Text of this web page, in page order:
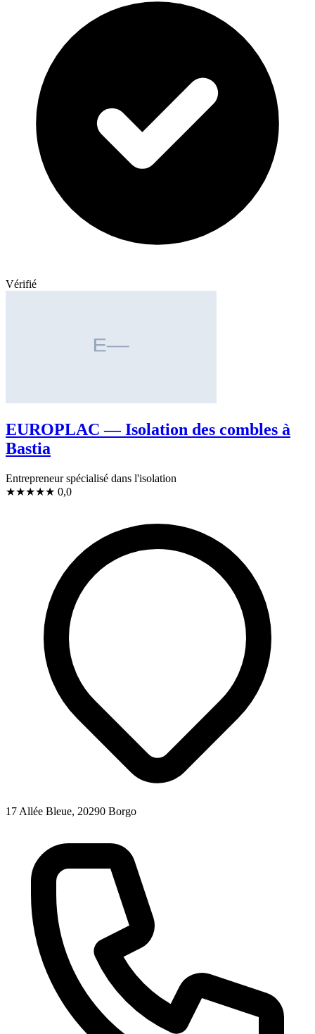
Vérifié
EUROPLAC — Isolation des combles à
Bastia
Entrepreneur spécialisé dans l'isolation
★★★★★ 0,0
17 Allée Bleue, 20290 Borgo